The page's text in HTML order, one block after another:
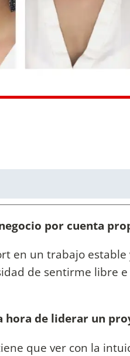
por cuenta
en un trabajo
de sentirme libre
hora de liderar un
que ver con la